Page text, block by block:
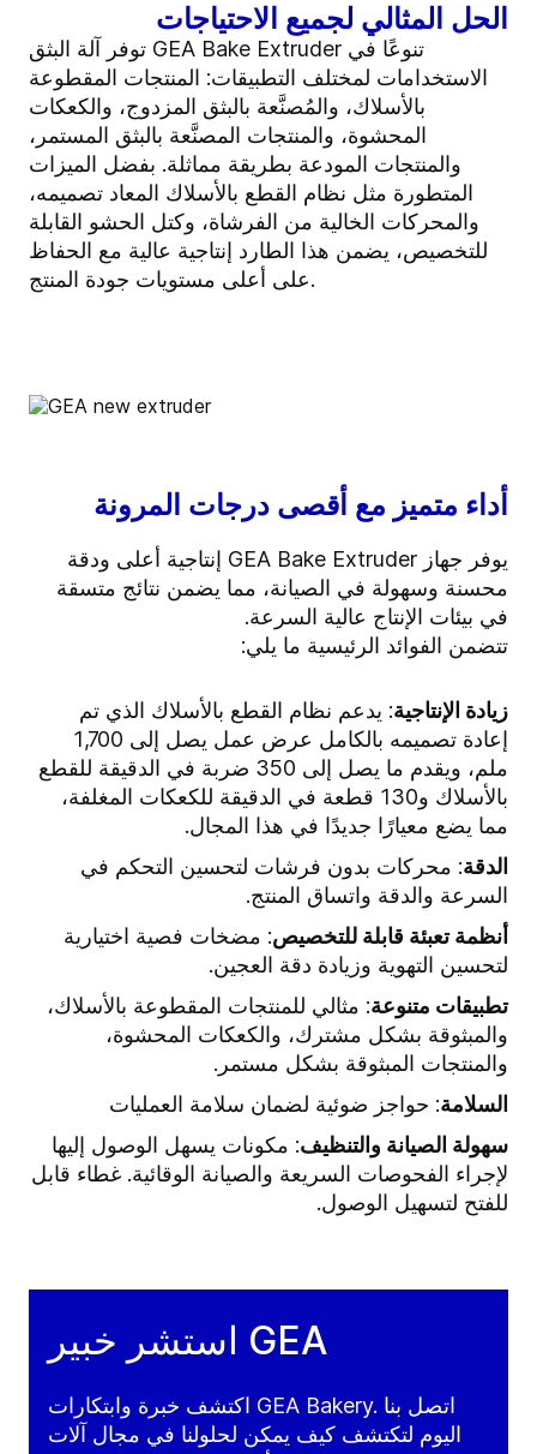
الحل المثالي لجميع الاحتياجات
توفر آلة البثق GEA Bake Extruder تنوعًا في
الاستخدامات لمختلف التطبيقات: المنتجات المقطوعة
بالأسلاك، والمُصنَّعة بالبثق المزدوج، والكعكات
المحشوة، والمنتجات المصنَّعة بالبثق المستمر،
والمنتجات المودعة بطريقة مماثلة. بفضل الميزات
المتطورة مثل نظام القطع بالأسلاك المعاد تصميمه،
والمحركات الخالية من الفرشاة، وكتل الحشو القابلة
للتخصيص، يضمن هذا الطارد إنتاجية عالية مع الحفاظ
على أعلى مستويات جودة المنتج.
أداء متميز مع أقصى درجات المرونة
يوفر جهاز GEA Bake Extruder إنتاجية أعلى ودقة
محسنة وسهولة في الصيانة، مما يضمن نتائج متسقة
في بيئات الإنتاج عالية السرعة.
تتضمن الفوائد الرئيسية ما يلي:
زيادة الإنتاجية: يدعم نظام القطع بالأسلاك الذي تم
إعادة تصميمه بالكامل عرض عمل يصل إلى 1,700
ملم، ويقدم ما يصل إلى 350 ضربة في الدقيقة للقطع
بالأسلاك و130 قطعة في الدقيقة للكعكات المغلفة،
مما يضع معيارًا جديدًا في هذا المجال.
الدقة: محركات بدون فرشات لتحسين التحكم في
السرعة والدقة واتساق المنتج.
أنظمة تعبئة قابلة للتخصيص: مضخات فصية اختيارية
لتحسين التهوية وزيادة دقة العجين.
تطبيقات متنوعة: مثالي للمنتجات المقطوعة بالأسلاك،
والمبثوقة بشكل مشترك، والكعكات المحشوة،
والمنتجات المبثوقة بشكل مستمر.
السلامة: حواجز ضوئية لضمان سلامة العمليات
سهولة الصيانة والتنظيف: مكونات يسهل الوصول إليها
لإجراء الفحوصات السريعة والصيانة الوقائية. غطاء قابل
للفتح لتسهيل الوصول.
استشر خبير GEA
اكتشف خبرة وابتكارات GEA Bakery. اتصل بنا
اليوم لتكتشف كيف يمكن لحلولنا في مجال آلات